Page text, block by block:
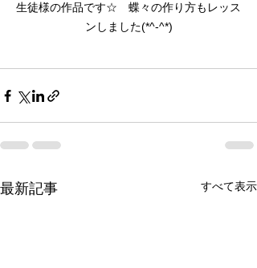
生徒様の作品です☆　蝶々の作り方もレッス
ンしました(*^-^*)
最新記事 すべて表示